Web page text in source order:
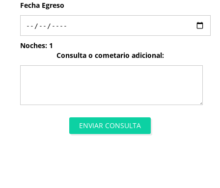
Fecha Egreso
Noches: 1
Consulta o cometario adicional:
ENVIAR CONSULTA